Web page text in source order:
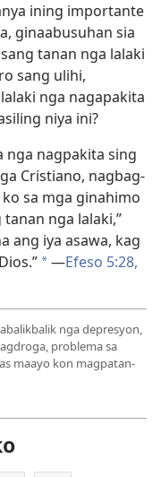
ining importante
ginaabusuhan sia
tanan nga lalaki
sang ulihi,
nga nagapakita
niya ini?
nga nagpakita sing
Cristiano, nagbag-
sa mga ginahimo
nga lalaki,”
ang iya asawa, kag
a​—Efeso 5:​28,
nga depresyon,
problema sa
maayo kon magpatan-